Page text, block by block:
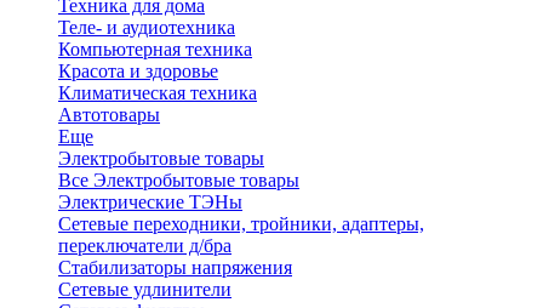
Техника для дома
Теле- и аудиотехника
Компьютерная техника
Красота и здоровье
Климатическая техника
Автотовары
Еще
Электробытовые товары
Все Электробытовые товары
Электрические ТЭНы
Сетевые переходники, тройники, адаптеры,
переключатели д/бра
Стабилизаторы напряжения
Сетевые удлинители